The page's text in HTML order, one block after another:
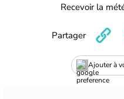
Recevoir la
Ajouter à
Partager